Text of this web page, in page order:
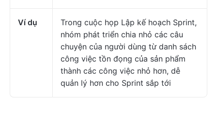
Ví dụ
Trong cuộc họp Lập kế hoạch Sprint,
nhóm phát triển chia nhỏ các câu
chuyện của người dùng từ danh sách
công việc tồn đọng của sản phẩm
thành các công việc nhỏ hơn, dễ
quản lý hơn cho Sprint sắp tới